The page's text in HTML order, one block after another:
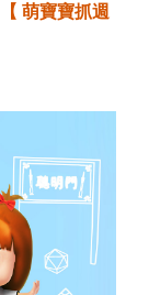
【 萌寶寶抓週